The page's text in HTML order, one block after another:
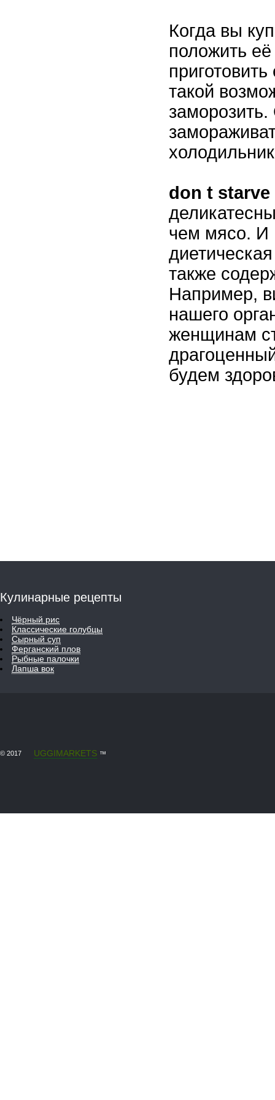
Когда вы
положить
такой
don t
чем мясо. И
также
Например,
нашего
женщинам
будем
Кулинарные рецепты
Чёрный рис
Классические голубцы
Сырный суп
Ферганский плов
Рыбные палочки
Лапша вок
© 2017 UGGIMARKETS ™